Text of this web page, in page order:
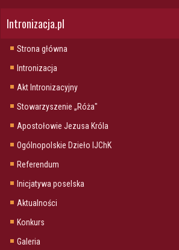
Intronizacja.pl
Strona główna
Intronizacja
Akt Intronizacyjny
Stowarzyszenie „Róża"
Apostołowie Jezusa Króla
Ogólnopolskie Dzieło IJChK
Referendum
Inicjatywa poselska
Aktualności
Konkurs
Galeria